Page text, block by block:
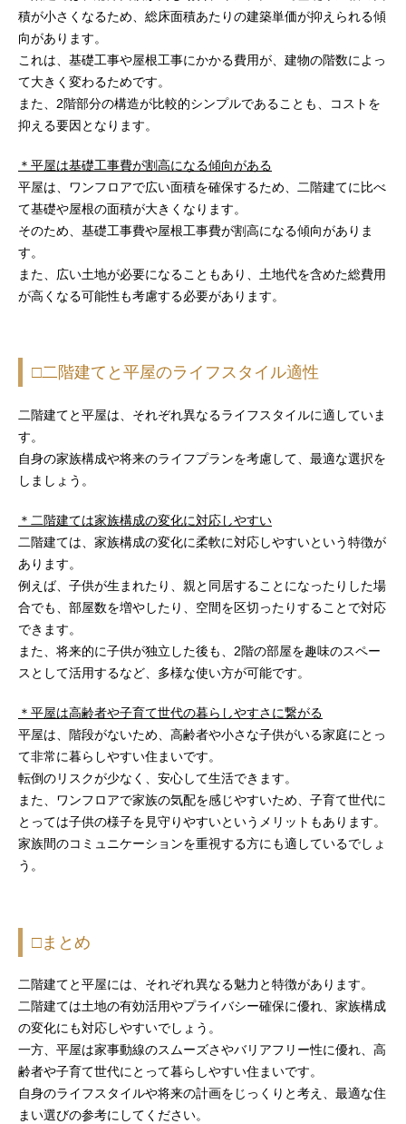
積が小さくなるため、総床面積あたりの建築単価が抑えられる傾
向があります。
これは、基礎工事や屋根工事にかかる費用が、建物の階数によっ
て大きく変わるためです。
また、2階部分の構造が比較的シンプルであることも、コストを
抑える要因となります。
＊平屋は基礎工事費が割高になる傾向がある
平屋は、ワンフロアで広い面積を確保するため、二階建てに比べ
て基礎や屋根の面積が大きくなります。
そのため、基礎工事費や屋根工事費が割高になる傾向がありま
す。
また、広い土地が必要になることもあり、土地代を含めた総費用
が高くなる可能性も考慮する必要があります。
□二階建てと平屋のライフスタイル適性
二階建てと平屋は、それぞれ異なるライフスタイルに適していま
す。
自身の家族構成や将来のライフプランを考慮して、最適な選択を
しましょう。
＊二階建ては家族構成の変化に対応しやすい
二階建ては、家族構成の変化に柔軟に対応しやすいという特徴が
あります。
例えば、子供が生まれたり、親と同居することになったりした場
合でも、部屋数を増やしたり、空間を区切ったりすることで対応
できます。
また、将来的に子供が独立した後も、2階の部屋を趣味のスペー
スとして活用するなど、多様な使い方が可能です。
＊平屋は高齢者や子育て世代の暮らしやすさに繋がる
平屋は、階段がないため、高齢者や小さな子供がいる家庭にとっ
て非常に暮らしやすい住まいです。
転倒のリスクが少なく、安心して生活できます。
また、ワンフロアで家族の気配を感じやすいため、子育て世代に
とっては子供の様子を見守りやすいというメリットもあります。
家族間のコミュニケーションを重視する方にも適しているでしょ
う。
□まとめ
二階建てと平屋には、それぞれ異なる魅力と特徴があります。
二階建ては土地の有効活用やプライバシー確保に優れ、家族構成
の変化にも対応しやすいでしょう。
一方、平屋は家事動線のスムーズさやバリアフリー性に優れ、高
齢者や子育て世代にとって暮らしやすい住まいです。
自身のライフスタイルや将来の計画をじっくりと考え、最適な住
まい選びの参考にしてください。